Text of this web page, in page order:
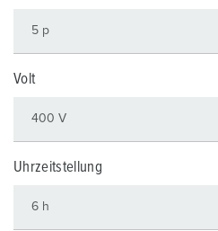
Volt
Uhrzeitstellung